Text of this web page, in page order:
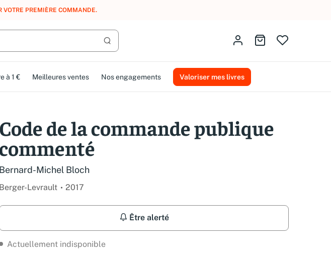
GRATUITEMENT LE CLUB AMMAREAL.
Lancer la recherche
Identifiez-vousAller au panier
à 1 € Meilleures ventes Nos engagements Valoriser mes livres
Code de la commande publique
Bernard-Michel Bloch
Berger-Levrault 2017
Être alerté
Actuellement indisponible